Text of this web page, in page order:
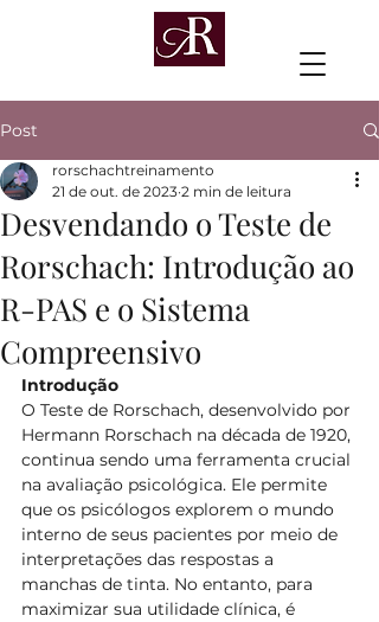
Post
Desvendando o Teste de
Rorschach: Introdução ao
R-PAS e o Sistema
Compreensivo
rorschachtreinamento
21 de out. de 2023 2 min de leitura
Introdução
O Teste de Rorschach, desenvolvido por
Hermann Rorschach na década de 1920,
continua sendo uma ferramenta crucial
na avaliação psicológica. Ele permite
que os psicólogos explorem o mundo
interno de seus pacientes por meio de
interpretações das respostas a
manchas de tinta. No entanto, para
maximizar sua utilidade clínica, é